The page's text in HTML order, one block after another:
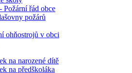
Požární řád obce
požárů
ohňostrojů v obci
na narozené dítě
na předškoláka